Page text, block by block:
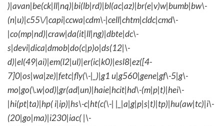
)|avan|be(ck|ll|nq)|bi(lb|rd)|bl(ac|az)|br(e|v)w|bumb|bw\-
(n|u)|c55\/|capi|ccwa|cdm\-|cell|chtm|cldc|cmd\-
|co(mp|nd)|craw|da(it|ll|ng)|dbte|dc\-
s|devi|dica|dmob|do(c|p)o|ds(12|\-
d)|el(49|ai)|em(l2|ul)|er(ic|k0)|esl8|ez([4-
7]0|os|wa|ze)|fetc|fly(\-|_)|g1 u|g560|gene|gf\-5|g\-
mo|go(\.w|od)|gr(ad|un)|haie|hcit|hd\-(m|p|t)|hei\-
|hi(pt|ta)|hp( i|ip)|hs\-c|ht(c(\-| |_|a|g|p|s|t)|tp)|hu(aw|tc)|i\-
(20|go|ma)|i230|iac( |\-